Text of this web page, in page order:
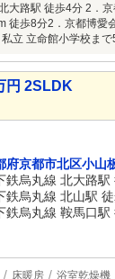
大路駅 徒歩4分 2．
徒歩8分2．京都博愛
立 立命館小学校ま
円 2SLDK
府京都市北区小山
鉄烏丸線 北大路駅
鉄烏丸線 北山駅
鉄烏丸線 鞍馬口駅
床暖房 浴室乾燥機